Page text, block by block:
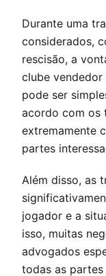
Durante uma
considerados,
rescisão, a
clube
pode ser
acordo com os
extremamente
partes
Além disso, as
jogador e a
isso, muitas
advogados
todas as